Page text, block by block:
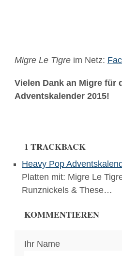
Migre Le Tigre im Netz:
Vielen Dank an Migre für
Adventskalender 2015!
1 TRACKBACK
Heavy Pop
Platten mit: Migre Le
Runznickels & These…
KOMMENTIEREN
Ihr Name